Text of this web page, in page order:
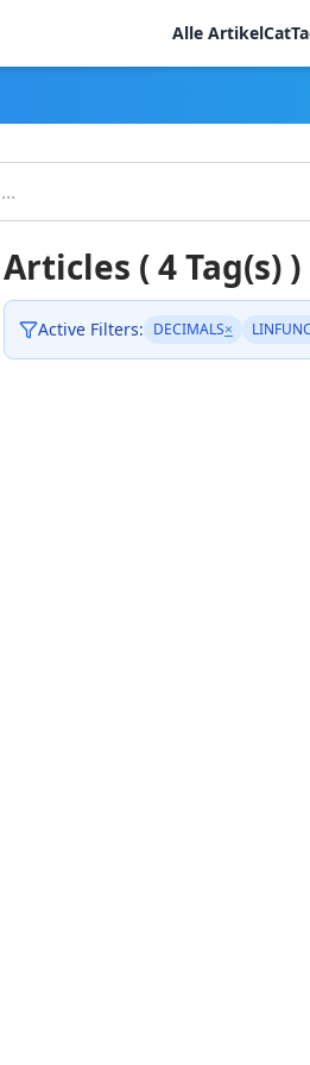
Alle Artikel
Articles ( 4 Tag(s) )
Active Filters: DECIMALS× LINFUNC